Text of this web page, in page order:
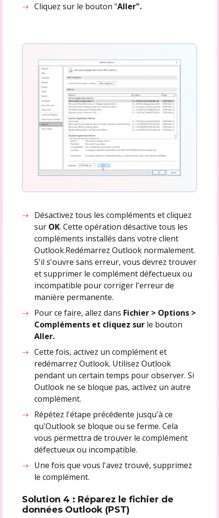
Cliquez sur le bouton "Aller".
Désactivez tous les compléments et cliquez
sur OK. Cette opération désactive tous les
compléments installés dans votre client
Outlook.Redémarrez Outlook normalement.
S'il s'ouvre sans erreur, vous devrez trouver
et supprimer le complément défectueux ou
incompatible pour corriger l'erreur de
manière permanente.
Pour ce faire, allez dans Fichier > Options >
Compléments et cliquez sur le bouton
Aller.
Cette fois, activez un complément et
redémarrez Outlook. Utilisez Outlook
pendant un certain temps pour observer. Si
Outlook ne se bloque pas, activez un autre
complément.
Répétez l'étape précédente jusqu'à ce
qu'Outlook se bloque ou se ferme. Cela
vous permettra de trouver le complément
défectueux ou incompatible.
Une fois que vous l'avez trouvé, supprimez
le complément.
Solution 4 : Réparez le fichier de
données Outlook (PST)